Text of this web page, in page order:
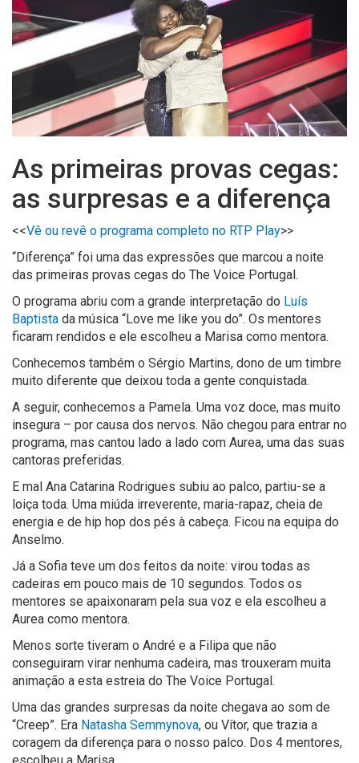
As primeiras provas cegas:
as surpresas e a diferença
<<Vê ou revê o programa completo no RTP Play>>
“Diferença” foi uma das expressões que marcou a noite
das primeiras provas cegas do The Voice Portugal.
O programa abriu com a grande interpretação do Luís
Baptista da música “Love me like you do”. Os mentores
ficaram rendidos e ele escolheu a Marisa como mentora.
Conhecemos também o Sérgio Martins, dono de um timbre
muito diferente que deixou toda a gente conquistada.
A seguir, conhecemos a Pamela. Uma voz doce, mas muito
insegura – por causa dos nervos. Não chegou para entrar no
programa, mas cantou lado a lado com Aurea, uma das suas
cantoras preferidas.
E mal Ana Catarina Rodrigues subiu ao palco, partiu-se a
loiça toda. Uma miúda irreverente, maria-rapaz, cheia de
energia e de hip hop dos pés à cabeça. Ficou na equipa do
Anselmo.
Já a Sofia teve um dos feitos da noite: virou todas as
cadeiras em pouco mais de 10 segundos. Todos os
mentores se apaixonaram pela sua voz e ela escolheu a
Aurea como mentora.
Menos sorte tiveram o André e a Filipa que não
conseguiram virar nenhuma cadeira, mas trouxeram muita
animação a esta estreia do The Voice Portugal.
Uma das grandes surpresas da noite chegava ao som de
“Creep”. Era Natasha Semmynova, ou Vítor, que trazia a
coragem da diferença para o nosso palco. Dos 4 mentores,